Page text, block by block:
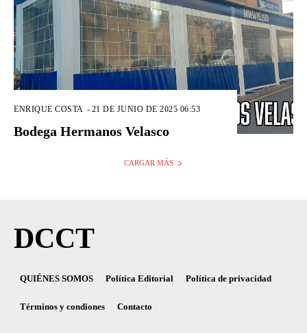
ENRIQUE COSTA - 21 DE JUNIO DE 2025 06:53
Bodega Hermanos Velasco
CARGAR MÁS
DCCT
QUIÉNES SOMOS Política Editorial Política de privacidad
Términos y condiones Contacto